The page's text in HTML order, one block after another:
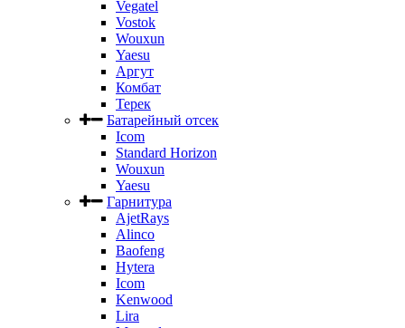
Vegatel
Vostok
Wouxun
Yaesu
Аргут
Комбат
Терек
Батарейный отсек
Icom
Standard Horizon
Wouxun
Yaesu
Гарнитура
AjetRays
Alinco
Baofeng
Hytera
Icom
Kenwood
Lira